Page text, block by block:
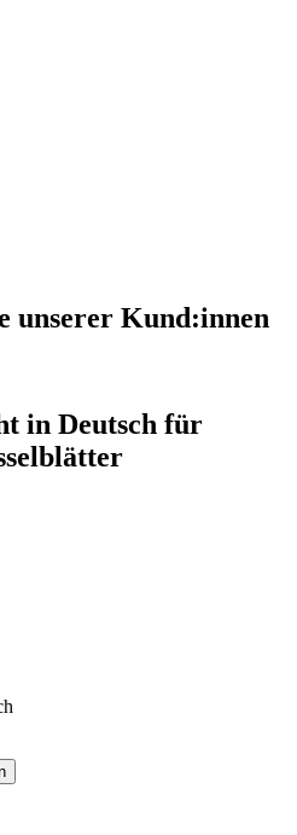
unserer Kund:innen
in Deutsch für